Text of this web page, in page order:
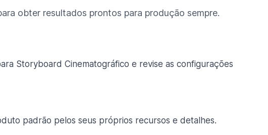
obter resultados prontos para produção sempre.
Storyboard Cinematográfico e revise as configurações
padrão pelos seus próprios recursos e detalhes.